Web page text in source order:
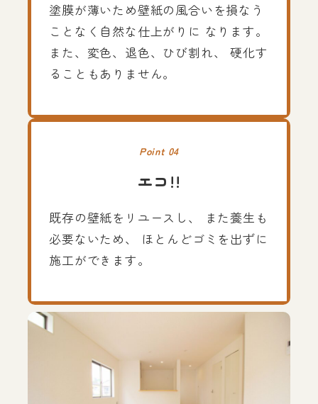
塗膜が薄いため壁紙の風合いを損なう
ことなく自然な仕上がりに なります。
また、変色、退色、ひび割れ、 硬化す
ることもありません。
Point 04
エコ!!
既存の壁紙をリユースし、 また養生も
必要ないため、 ほとんどゴミを出ずに
施工ができます。